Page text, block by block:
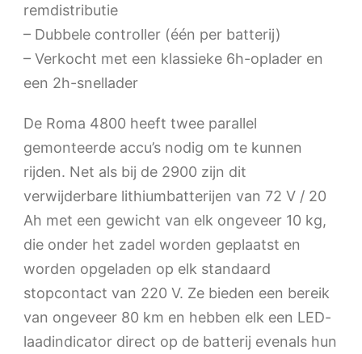
remdistributie
– Dubbele controller (één per batterij)
– Verkocht met een klassieke 6h-oplader en
een 2h-snellader
De Roma 4800 heeft twee parallel
gemonteerde accu’s nodig om te kunnen
rijden. Net als bij de 2900 zijn dit
verwijderbare lithiumbatterijen van 72 V / 20
Ah met een gewicht van elk ongeveer 10 kg,
die onder het zadel worden geplaatst en
worden opgeladen op elk standaard
stopcontact van 220 V. Ze bieden een bereik
van ongeveer 80 km en hebben elk een LED-
laadindicator direct op de batterij evenals hun